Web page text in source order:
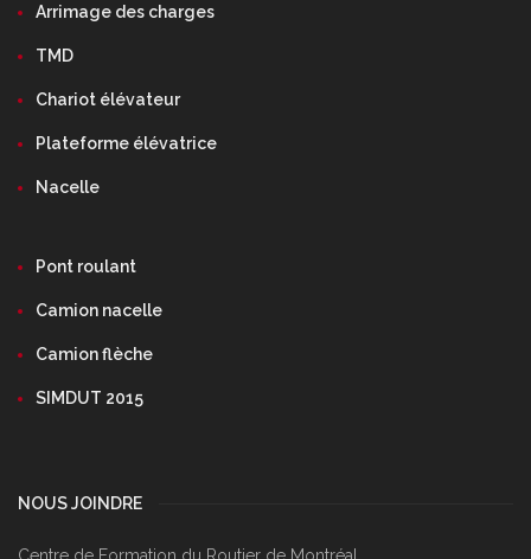
Arrimage des charges
TMD
Chariot élévateur
Plateforme élévatrice
Nacelle
Pont roulant
Camion nacelle
Camion flèche
SIMDUT 2015
NOUS JOINDRE
Centre de Formation du Routier de Montréal